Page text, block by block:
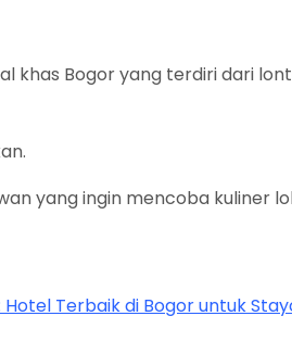
khas Bogor yang terdiri dari
yang ingin mencoba kuliner
Terbaik di Bogor untuk